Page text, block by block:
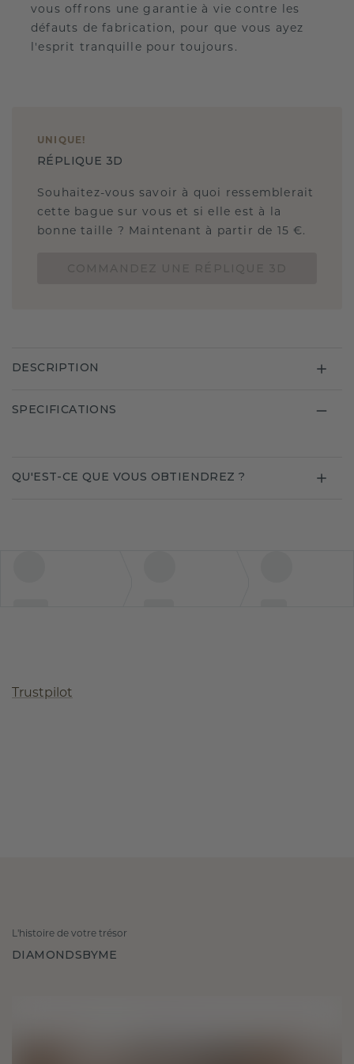
vous offrons une garantie à vie contre les
défauts de fabrication, pour que vous ayez
l'esprit tranquille pour toujours.
UNIQUE !
RÉPLIQUE 3D
Souhaitez-vous savoir à quoi ressemblerait
cette bague sur vous et si elle est à la
bonne taille ? Maintenant à partir de 15 €.
DESCRIPTION
SPECIFICATIONS
QU'EST-CE QUE VOUS OBTIENDREZ ?
Trustpilot
L'histoire de votre trésor
DIAMONDSBYME